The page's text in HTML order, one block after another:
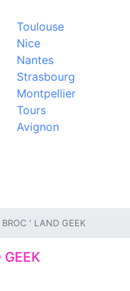
Toulouse
Nice
Nantes
Strasbourg
Montpellier
Tours
Avignon
BROC ' LAND GEEK